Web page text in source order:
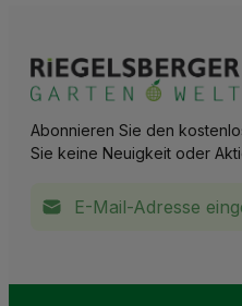
Abonnieren Sie den
Sie keine Neuigkeit oder